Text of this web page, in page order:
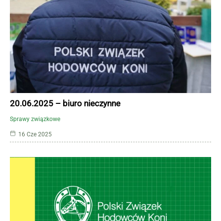
Sprawy związkowe
20.06.2025 – biuro nieczynne
16 Cze 2025